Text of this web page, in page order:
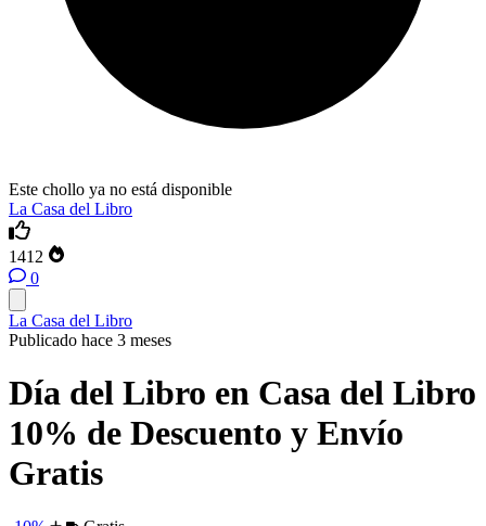
Este chollo ya no está disponible
La Casa del Libro
1412
0
La Casa del Libro
Publicado hace 3 meses
Día del Libro en Casa del Libro
10% de Descuento y Envío
Gratis